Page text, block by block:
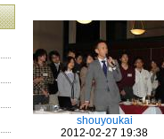
shouyoukai
2012-02-27 19:38